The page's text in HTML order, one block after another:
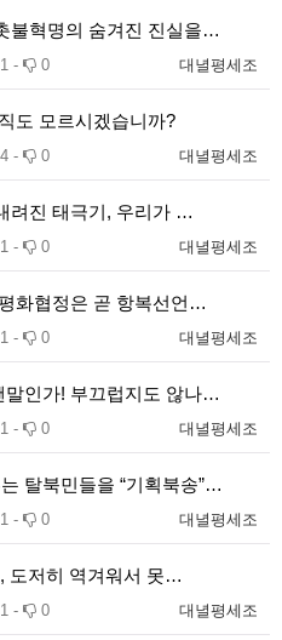
불혁명의 숨겨진 진실을…
대녈평세조
1 - 0
도 모르시겠습니까?
대녈평세조
4 - 0
려진 태극기, 우리가 …
대녈평세조
1 - 0
화협정은 곧 항복선언…
대녈평세조
1 - 0
말인가! 부끄럽지도 않나…
대녈평세조
1 - 0
탈북민들을 “기획북송”…
대녈평세조
1 - 0
도저히 역겨워서 못…
대녈평세조
1 - 0